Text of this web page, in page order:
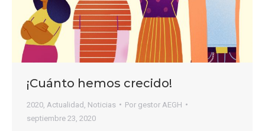
¡Cuánto hemos crecido!
2020 Actualidad Noticias Por gestor AEGH
septiembre 23, 2020